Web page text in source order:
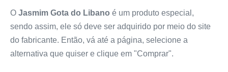
O Jasmim Gota do Libano é um produto especial,
sendo assim, ele só deve ser adquirido por meio do site
do fabricante. Então, vá até a página, selecione a
alternativa que quiser e clique em "Comprar".